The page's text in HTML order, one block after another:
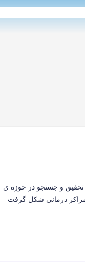
پزشکی در مرداد ماه سال 96 به دنبال تحقیق و جستجو در حوزه ی
مراکز درمانی شکل گرفت